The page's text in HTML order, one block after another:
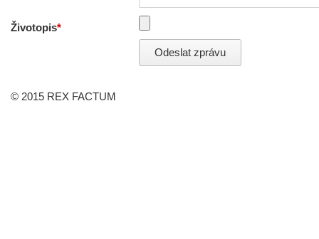
Životopis
Odeslat zprávu
© 2015 REX FACTUM